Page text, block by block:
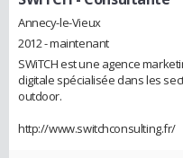
Annecy-le-Vieux
2012 - maintenant
SWiTCH est une agence
digitale spécialisée dans les
outdoor.
http://www.switchconsulting.fr/